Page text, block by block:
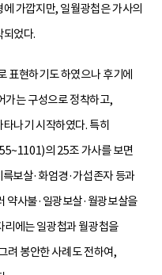
가깝지만, 일월광첩은 가사의
되었다.
표현하기도 하였으나 후기에
가는 구성으로 정착하고,
나기 시작하였다. 특히
의 25조 가사를 보면
보살·화엄경·가섭존자 등과
약사불·일광보살·월광보살을
에는 일광첩과 월광첩을
려 봉안한 사례도 전하여,